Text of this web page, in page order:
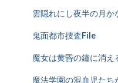
雲隠れにし夜半の月か
鬼面都市捜査File
魔女は黄昏の鐘に消え
魔法学園の混血児たち